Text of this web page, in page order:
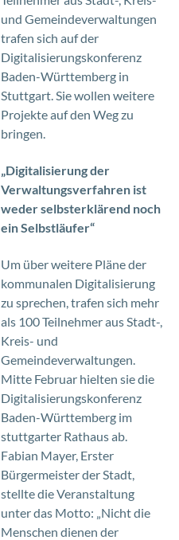
und Gemeindeverwaltungen
trafen sich auf der
Digitalisierungskonferenz
Baden-Württemberg in
Stuttgart. Sie wollen weitere
Projekte auf den Weg zu
bringen.
„Digitalisierung der
Verwaltungsverfahren ist
weder selbsterklärend noch
ein Selbstläufer“
Um über weitere Pläne der
kommunalen Digitalisierung
zu sprechen, trafen sich mehr
als 100 Teilnehmer aus Stadt-,
Kreis- und
Gemeindeverwaltungen.
Mitte Februar hielten sie die
Digitalisierungskonferenz
Baden-Württemberg im
stuttgarter Rathaus ab.
Fabian Mayer, Erster
Bürgermeister der Stadt,
stellte die Veranstaltung
unter das Motto: „Nicht die
Menschen dienen der